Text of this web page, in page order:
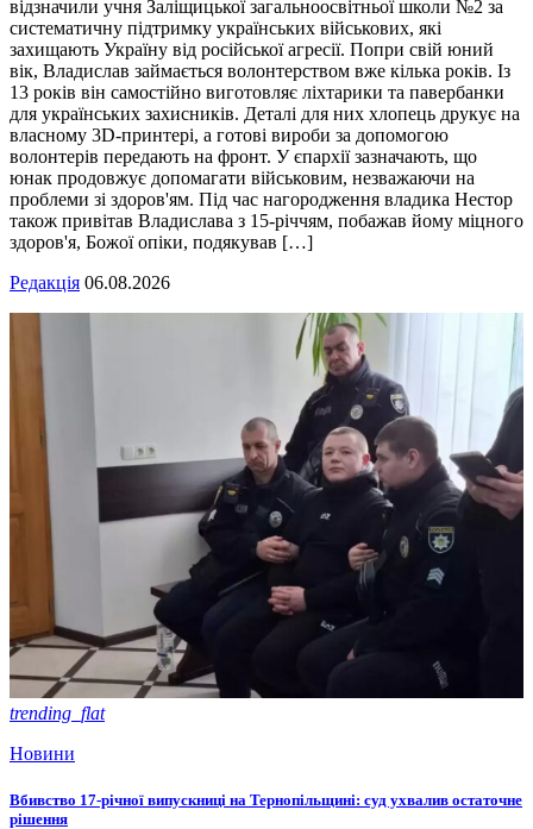
відзначили учня Заліщицької загальноосвітньої школи №2 за
систематичну підтримку українських військових, які
захищають Україну від російської агресії. Попри свій юний
вік, Владислав займається волонтерством вже кілька років. Із
13 років він самостійно виготовляє ліхтарики та павербанки
для українських захисників. Деталі для них хлопець друкує на
власному 3D-принтері, а готові вироби за допомогою
волонтерів передають на фронт. У єпархії зазначають, що
юнак продовжує допомагати військовим, незважаючи на
проблеми зі здоров'ям. Під час нагородження владика Нестор
також привітав Владислава з 15-річчям, побажав йому міцного
здоров'я, Божої опіки, подякував […]
Редакція 06.08.2026
trending_flat
Новини
Вбивство 17-річної випускниці на Тернопільщині: суд ухвалив остаточне
рішення